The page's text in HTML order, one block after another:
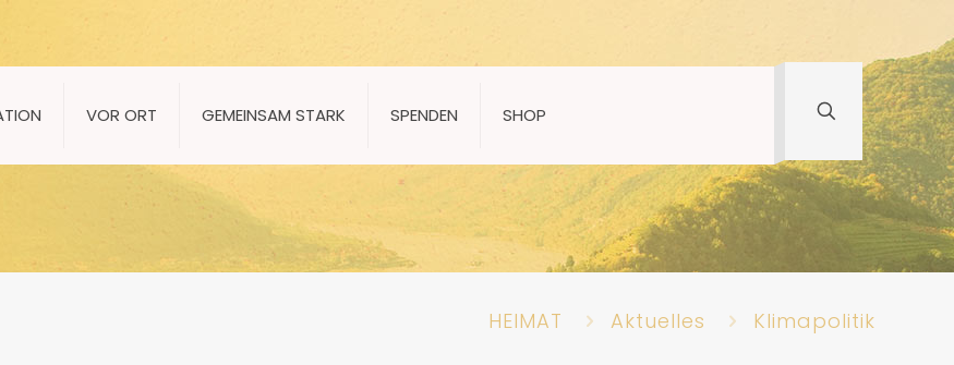
VOR ORT GEMEINSAM STARK SPENDEN SHOP
HEIMAT Aktuelles Klimapolitik